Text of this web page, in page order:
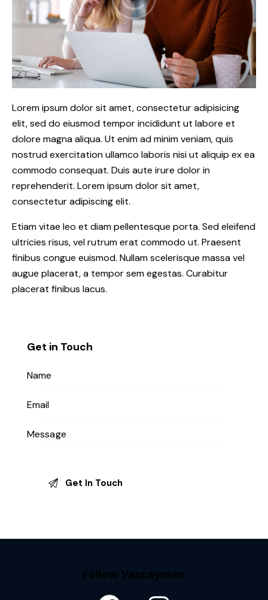
Lorem ipsum dolor sit amet, consectetur adipisicing
elit, sed do eiusmod tempor incididunt ut labore et
dolore magna aliqua. Ut enim ad minim veniam, quis
nostrud exercitation ullamco laboris nisi ut aliquip ex ea
commodo consequat. Duis aute irure dolor in
reprehenderit. Lorem ipsum dolor sit amet,
consectetur adipiscing elit.
Etiam vitae leo et diam pellentesque porta. Sed eleifend
ultricies risus, vel rutrum erat commodo ut. Praesent
finibus congue euismod. Nullam scelerisque massa vel
augue placerat, a tempor sem egestas. Curabitur
placerat finibus lacus.
Get in Touch
Follow Vascayman